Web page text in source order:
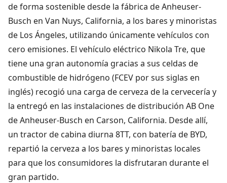
de forma sostenible desde la fábrica de Anheuser-
Busch en Van Nuys, California, a los bares y minoristas
de Los Ángeles, utilizando únicamente vehículos con
cero emisiones. El vehículo eléctrico Nikola Tre, que
tiene una gran autonomía gracias a sus celdas de
combustible de hidrógeno (FCEV por sus siglas en
inglés) recogió una carga de cerveza de la cervecería y
la entregó en las instalaciones de distribución AB One
de Anheuser-Busch en Carson, California. Desde allí,
un tractor de cabina diurna 8TT, con batería de BYD,
repartió la cerveza a los bares y minoristas locales
para que los consumidores la disfrutaran durante el
gran partido.